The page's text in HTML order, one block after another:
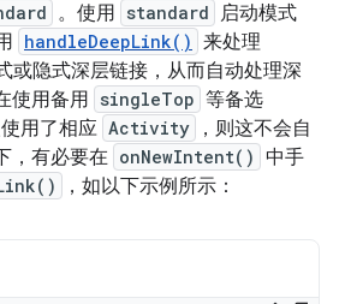
。使用 standard 启动模式
handleDeepLink() 来处理
或隐式深层链接，从而自动处理深
使用备用 singleTop 等备选
用了相应 Activity
，则这不会自
，有必要在 onNewIntent() 中手
，如以下示例所示：